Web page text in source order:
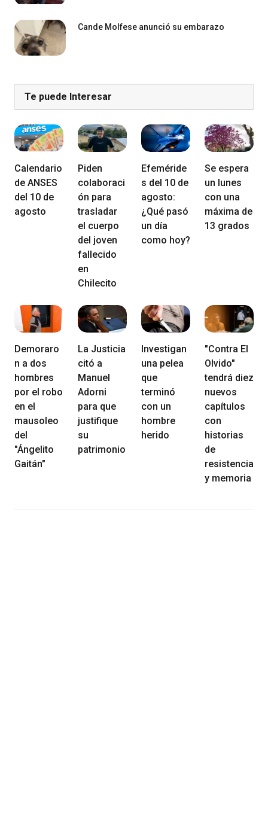
Cande Molfese anunció su embarazo
Te puede Interesar
Calendario
de ANSES
del 10 de
agosto
Piden
colaboraci
ón para
trasladar
el cuerpo
del joven
fallecido
en
Chilecito
Efeméride
s del 10 de
agosto:
¿Qué pasó
un día
como hoy?
Se espera
un lunes
con una
máxima de
13 grados
Demoraro
n a dos
hombres
por el robo
en el
mausoleo
del
"Ángelito
Gaitán"
La Justicia
citó a
Manuel
Adorni
para que
justifique
su
patrimonio
Investigan
una pelea
que
terminó
con un
hombre
herido
"Contra El
Olvido"
tendrá diez
nuevos
capítulos
con
historias
de
resistencia
y memoria